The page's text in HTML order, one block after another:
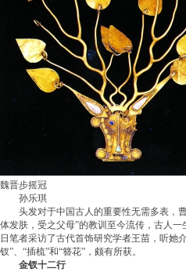
魏晋步摇冠
孙乐琪
头发对于中国古人的重要性无需多表，曹
体发肤，受之父母”的教训至今流传，古人
日笔者采访了古代首饰研究学者王苗，听她
钗”、“插梳”和“簪花”，颇有所获。
金钗十二行